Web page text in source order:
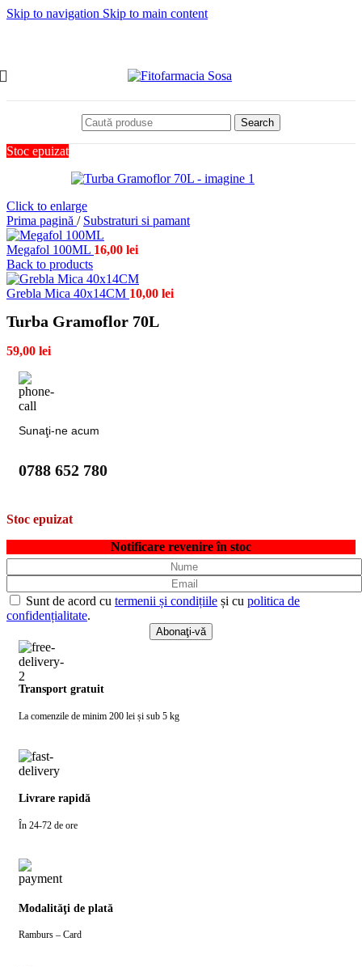
Skip to navigation Skip to main content
Search
Stoc epuizat
Click to enlarge
Prima pagină / Substraturi si pamant
Megafol 100ML 16,00 lei
Back to products
Grebla Mica 40x14CM 10,00 lei
Turba Gramoflor 70L
59,00 lei
Sunaţi-ne acum
0788 652 780
Stoc epuizat
Notificare revenire în stoc
Sunt de acord cu termenii și condițiile și cu politica de
confidențialitate.
Transport gratuit
La comenzile de minim 200 lei și sub 5 kg
Livrare rapidă
În 24-72 de ore
Modalităţi de plată
Ramburs – Card